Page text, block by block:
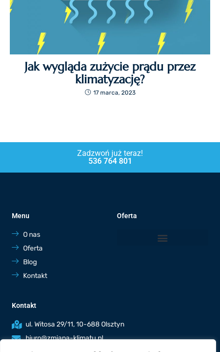
Jak wygląda zużycie prądu przez
klimatyzację?
17 marca, 2023
Zadzwoń już teraz!
536 764 801
Menu
O nas
Oferta
Blog
Kontakt
Oferta
Kontakt
ul. Witosa 29/11, 10-688 Olsztyn
biuro@zmiana-klimatu.pl